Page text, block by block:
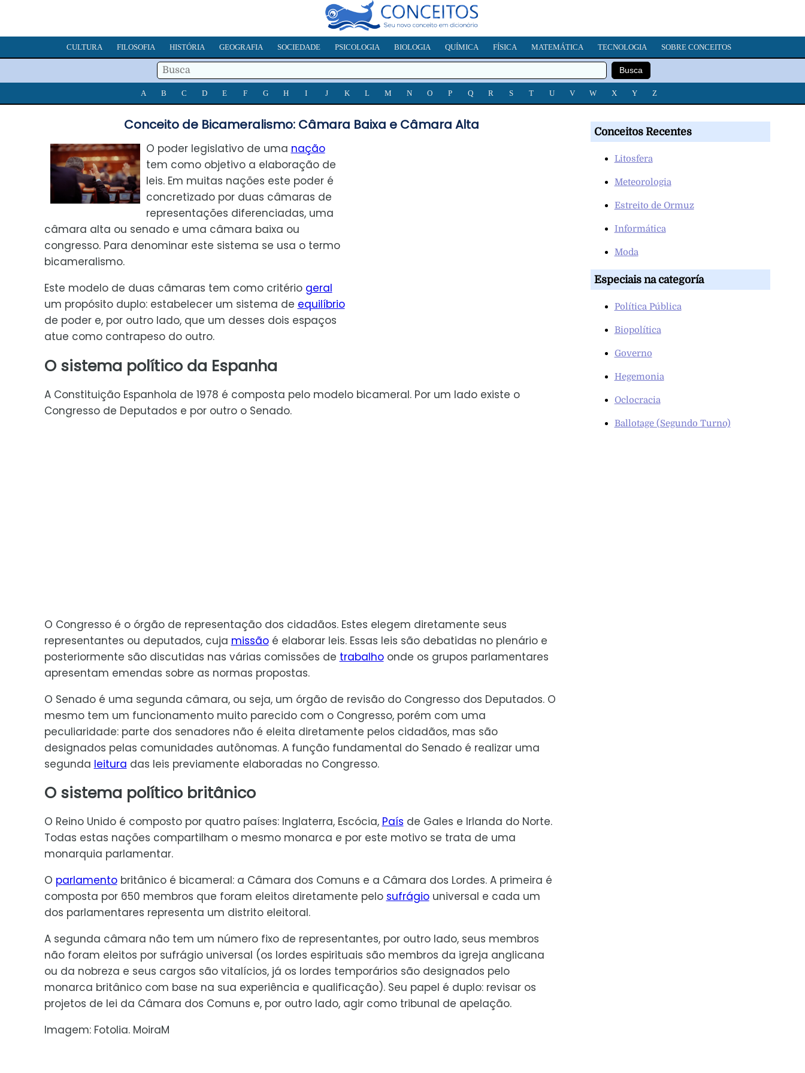
CULTURA FILOSOFIA HISTÓRIA GEOGRAFIA SOCIEDADE PSICOLOGIA BIOLOGIA QUÍMICA FÍSICA MATEMÁTICA TECNOLOGIA SOBRE CONCEITOS
A B C D E F G H I J K L M N O P Q R S T U V W X Y Z
Conceito de Bicameralismo: Câmara Baixa e Câmara Alta
O poder legislativo de uma nação
tem como objetivo a elaboração de
leis. Em muitas nações este poder é
concretizado por duas câmaras de
representações diferenciadas, uma
câmara alta ou senado e uma câmara baixa ou
congresso. Para denominar este sistema se usa o termo
bicameralismo.
Este modelo de duas câmaras tem como critério geral
um propósito duplo: estabelecer um sistema de equilíbrio
de poder e, por outro lado, que um desses dois espaços
atue como contrapeso do outro.
O sistema político da Espanha
A Constituição Espanhola de 1978 é composta pelo modelo bicameral. Por um lado existe o
Congresso de Deputados e por outro o Senado.
O Congresso é o órgão de representação dos cidadãos. Estes elegem diretamente seus
representantes ou deputados, cuja missãoé elaborar leis. Essas leis são debatidas no plenário e
posteriormente são discutidas nas várias comissões de trabalhoonde os grupos parlamentares
apresentam emendas sobre as normas propostas.
O Senado é uma segunda câmara, ou seja, um órgão de revisão do Congresso dos Deputados. O
mesmo tem um funcionamento muito parecido com o Congresso, porém com uma
peculiaridade: parte dos senadores não é eleita diretamente pelos cidadãos, mas são
designados pelas comunidades autônomas. A função fundamental do Senado é realizar uma
segunda leitura das leis previamente elaboradas no Congresso.
O sistema político britânico
O Reino Unido é composto por quatro países: Inglaterra, Escócia, País de Gales e Irlanda do Norte.
Todas estas nações compartilham o mesmo monarca e por este motivo se trata de uma
monarquia parlamentar.
O parlamentobritânico é bicameral: a Câmara dos Comuns e a Câmara dos Lordes. A primeira é
composta por 650 membros que foram eleitos diretamente pelo sufrágiouniversal e cada um
dos parlamentares representa um distrito eleitoral.
A segunda câmara não tem um número fixo de representantes, por outro lado, seus membros
não foram eleitos por sufrágio universal (os lordes espirituais são membros da igreja anglicana
ou da nobreza e seus cargos são vitalícios, já os lordes temporários são designados pelo
monarca britânico com base na sua experiência e qualificação). Seu papel é duplo: revisar os
projetos de lei da Câmara dos Comuns e, por outro lado, agir como tribunal de apelação.
Imagem: Fotolia. MoiraM
Conceitos Recentes
Litosfera
Meteorologia
Estreito de Ormuz
Informática
Moda
Especiais na categoría
Política Pública
Biopolítica
Governo
Hegemonia
Oclocracia
Ballotage (Segundo Turno)